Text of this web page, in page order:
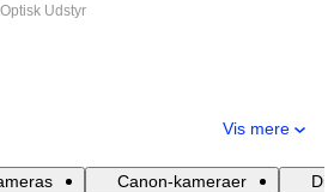
Udstyr
Vis mere
Canon-kameraer